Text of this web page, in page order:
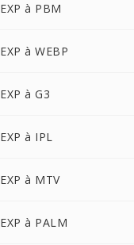
EXP à PBM
EXP à WEBP
EXP à G3
EXP à IPL
EXP à MTV
EXP à PALM